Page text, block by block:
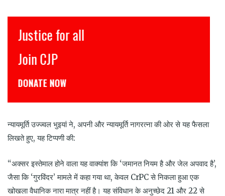
Justice for all
Join CJP
DONATE NOW
न्यायमूर्ति उज्ज्वल भुइयां ने, अपनी और न्यायमूर्ति नागरत्ना की ओर से यह फैसला
लिखते हुए, यह टिप्पणी की:
“अक्सर इस्तेमाल होने वाला यह वाक्यांश कि ‘जमानत नियम है और जेल अपवाद है’,
जैसा कि ‘गुरविंदर’ मामले में कहा गया था, केवल CrPC से निकला हुआ एक
खोखला वैधानिक नारा मात्र नहीं है। यह संविधान के अनुच्छेद 21 और 22 से